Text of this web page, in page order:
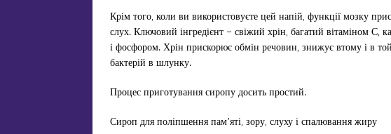
Крім того, коли ви використовуєте цей напій, функції мозку
слух. Ключовий інгредієнт – свіжий хрін, багатий вітаміном С,
і фосфором. Хрін прискорює обмін речовин, знижує втому і в
бактерій в шлунку.
Процес приготування сиропу досить простий.
Сироп для поліпшення пам’яті, зору, слуху і спалювання жиру